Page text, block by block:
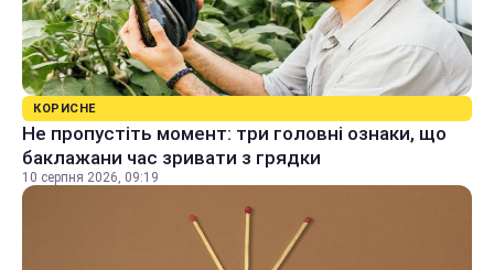
КОРИСНЕ
Не пропустіть момент: три головні ознаки, що
баклажани час зривати з грядки
10 серпня 2026, 09:19